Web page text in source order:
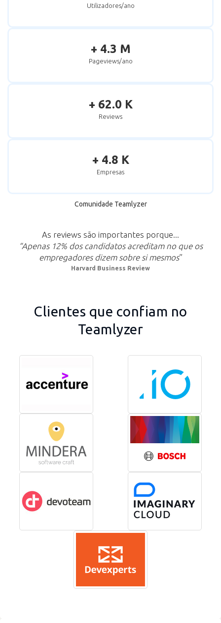
Utilizadores/ano
+ 4.3 M
Pageviews/ano
+ 62.0 K
Reviews
+ 4.8 K
Empresas
Comunidade Teamlyzer
As reviews são importantes porque...
“Apenas 12% dos candidatos acreditam no que os
empregadores dizem sobre si mesmos”
Harvard Business Review
Clientes que confiam no
Teamlyzer